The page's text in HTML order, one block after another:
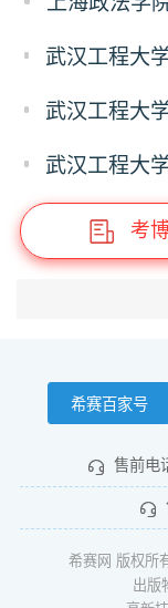
考
希赛百家号
售前电
希赛网 版权
出版